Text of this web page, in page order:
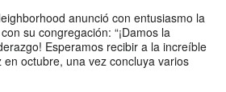
anunció con entusiasmo la
su congregación: “¡Damos la
Esperamos recibir a la increíble
en octubre, una vez concluya varios